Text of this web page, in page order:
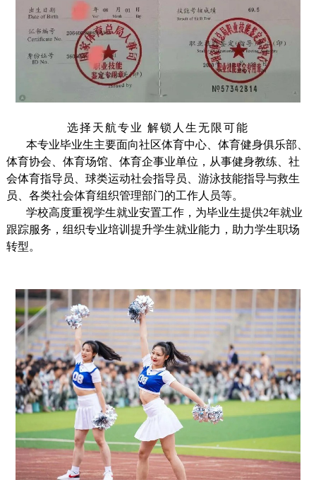
选择天航专业 解锁人生无限可能
本专业毕业生主要面向社区体育中心、体育健身俱乐部、
体育协会、体育场馆、体育企事业单位，从事健身教练、社
会体育指导员、球类运动社会指导员、游泳技能指导与救生
员、各类社会体育组织管理部门的工作人员等。
学校高度重视学生就业安置工作，为毕业生提供2年就业
跟踪服务，组织专业培训提升学生就业能力，助力学生职场
转型。